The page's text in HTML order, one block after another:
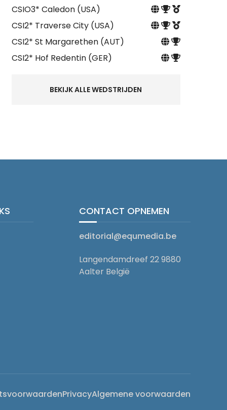
CSIO3* Caledon (USA)
CSI2* Traverse City (USA)
CSI2* St Margarethen (AUT)
CSI2* Hof Redentin (GER)
BEKIJK ALLE WEDSTRIJDEN
CONTACT OPNEMEN
editorial@equmedia.be
Langendamdreef 22 9880
Aalter België
PrivacyAlgemene voorwaarden